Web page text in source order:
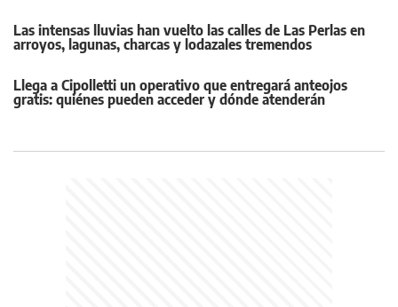
Las intensas lluvias han vuelto las calles de Las Perlas en
arroyos, lagunas, charcas y lodazales tremendos
Llega a Cipolletti un operativo que entregará anteojos
gratis: quiénes pueden acceder y dónde atenderán